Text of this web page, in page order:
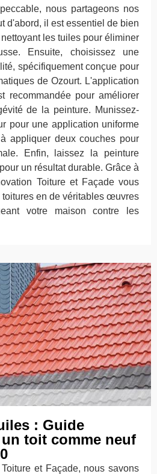
nous partageons nos
d'abord, il est essentiel de bien
les tuiles pour éliminer
Ensuite, choisissez une
spécifiquement conçue pour
de Ozourt. L'application
recommandée pour améliorer
de la peinture. Munissez-
pour une application uniforme
appliquer deux couches pour
Enfin, laissez la peinture
un résultat durable. Grâce à
Toiture et Façade vous
toitures en de véritables œuvres
votre maison contre les
: Guide
toit comme neuf
et Façade, nous savons